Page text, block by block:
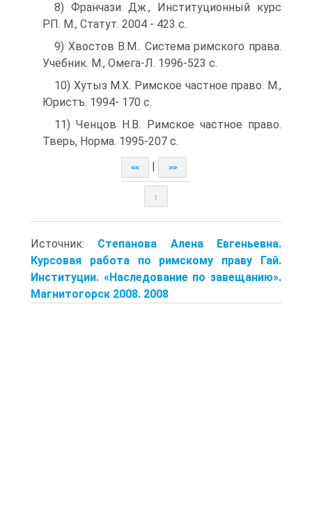
8) Франчази Дж., Институционный курс
РП. М., Статут. 2004 - 423 с.
9) Хвостов В.М.. Система римского права.
Учебник. М., Омега-Л. 1996-523 с.
10) Хутыз М.Х. Римское частное право. М.,
Юристъ. 1994- 170 с.
11) Ченцов Н.В. Римское частное право.
Тверь, Норма. 1995-207 с.
<< >>
↑
Источник: Степанова Алена Евгеньевна.
Курсовая работа по римскому праву Гай.
Институции. «Наследование по завещанию».
Магнитогорск 2008. 2008